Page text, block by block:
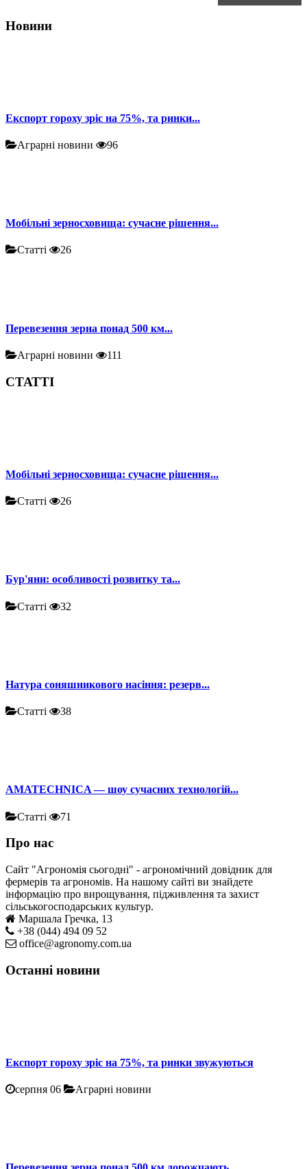
Новини
Експорт гороху зріс на 75%, та ринки...
Аграрні новини 96
Мобільні зерносховища: сучасне рішення...
Статті 26
Перевезення зерна понад 500 км...
Аграрні новини 111
СТАТТІ
Мобільні зерносховища: сучасне рішення...
Статті 26
Бур'яни: особливості розвитку та...
Статті 32
Натура соняшникового насіння: резерв...
Статті 38
AMATECHNICA — шоу сучасних технологій...
Статті 71
Про нас
Сайт "Агрономія сьогодні" - агрономічний довідник для
фермерів та агрономів. На нашому сайті ви знайдете
інформацію про вирощування, підживлення та захист
сільськогосподарських культур.
Маршала Гречка, 13
+38 (044) 494 09 52
office@agronomy.com.ua
Останні новини
Експорт гороху зріс на 75%, та ринки звужуються
серпня 06 Аграрні новини